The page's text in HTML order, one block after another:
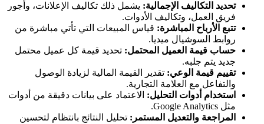
تحديد التكاليف الإجمالية: يشمل ذلك تكاليف الإعلانات، وأجور
فريق العمل، وتكاليف الأدوات.
تتبع الأرباح المباشرة: قياس المبيعات التي تأتي مباشرة من
روابط السوشيال ميديا.
حساب قيمة العميل المحتمل: تحديد قيمة كل عميل محتمل
جديد يتم جلبه.
تقييم قيمة الوعي: تقدير القيمة المالية لزيادة الوصول
والتفاعل مع العلامة التجارية.
استخدام أدوات التحليل: الاعتماد على بيانات دقيقة من أدوات
مثل Google Analytics.
المراجعة والتعديل المستمر: تحليل النتائج بانتظام لتحسين